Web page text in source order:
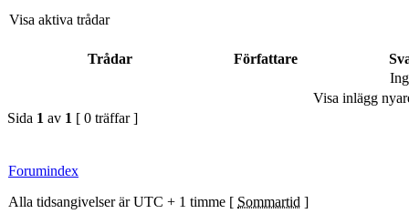
Visa aktiva trådar
Trådar Författare
Visa inlägg
Sida 1 av 1 [ 0 träffar ]
Forumindex
Alla tidsangivelser är UTC + 1 timme [ Sommartid ]